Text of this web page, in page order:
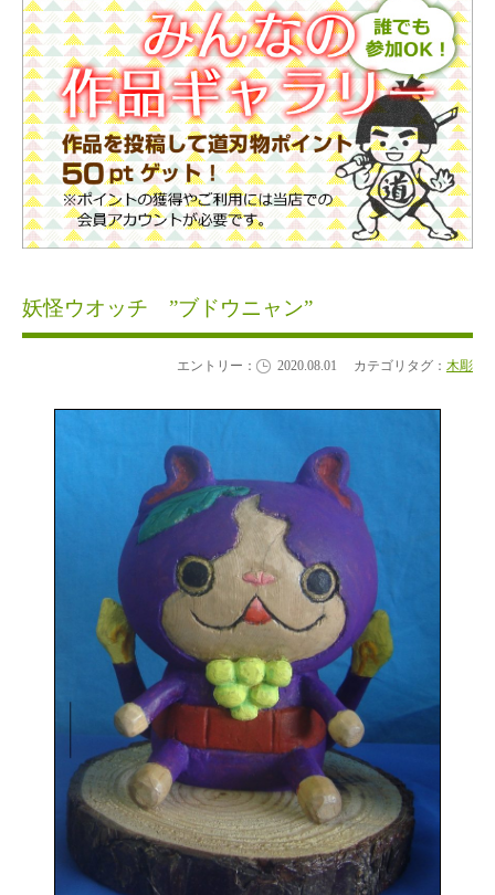
妖怪ウオッチ ”ブドウニャン”
エントリー： 2020.08.01 カテゴリタグ： 木彫